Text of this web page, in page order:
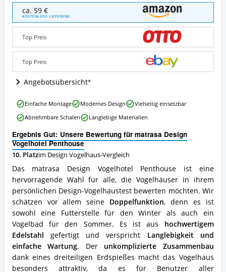
matrasa
Design
Vogelhotel
Penthouse
Angebote:
Wo
dieses
Design
Vogelhaus
ca. 59 €
KOSTENLOSE LIEFERUNG
Top Preis
Top Preis
Angebotsübersicht
Ergebnis Gut: Unsere Bewertung für matrasa Design
Vogelhotel Penthouse
10. Platzim Design Vogelhaus-Vergleich
Das matrasa Design Vogelhotel Penthouse ist eine
hervorragende Wahl für alle, die Vogelhäuser in ihrem
persönlichen Design-Vogelhaustest bewerten möchten. Wir
schätzen vor allem seine Doppelfunktion, denn es ist
sowohl eine Futterstelle für den Winter als auch ein
Vogelbad für den Sommer. Es ist aus hochwertigem
Edelstahl gefertigt und verspricht Langlebigkeit und
einfache Wartung. Der unkomplizierte Zusammenbau
dank eines dreiteiligen Erdspießes macht das Vogelhaus
besonders attraktiv, da es für Benutzer aller
matrasa
Design
Vogelhotel
Vorteile:
Was
spricht
für
dieses
Design
Vogelhaus?
Einfache Montage Modernes Design
Vielseitig einsetzbar
Abnehmbare Schalen
Langlebige Materialien